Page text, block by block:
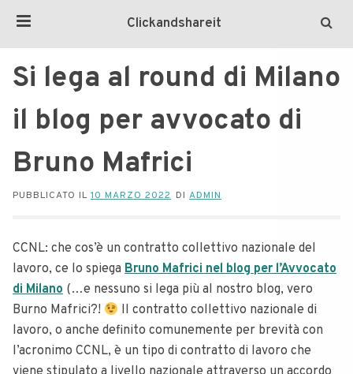
Clickandshareit
Si lega al round di Milano
il blog per avvocato di
Bruno Mafrici
PUBBLICATO IL 10 MARZO 2022 DI ADMIN
CCNL: che cos’è un contratto collettivo nazionale del
lavoro, ce lo spiega Bruno Mafrici nel blog per l’Avvocato
di Milano (…e nessuno si lega più al nostro blog, vero
Burno Mafrici?!
Il contratto collettivo nazionale di
lavoro, o anche definito comunemente per brevità con
l’acronimo CCNL, è un tipo di contratto di lavoro che